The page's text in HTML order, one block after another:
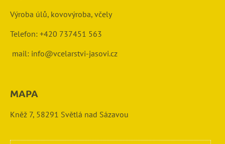
Výroba úlů, kovovýroba, včely
Telefon: +420 737451 563
mail: info@vcelarstvi-jasovi.cz
MAPA
Kněž 7, 58291 Světlá nad Sázavou